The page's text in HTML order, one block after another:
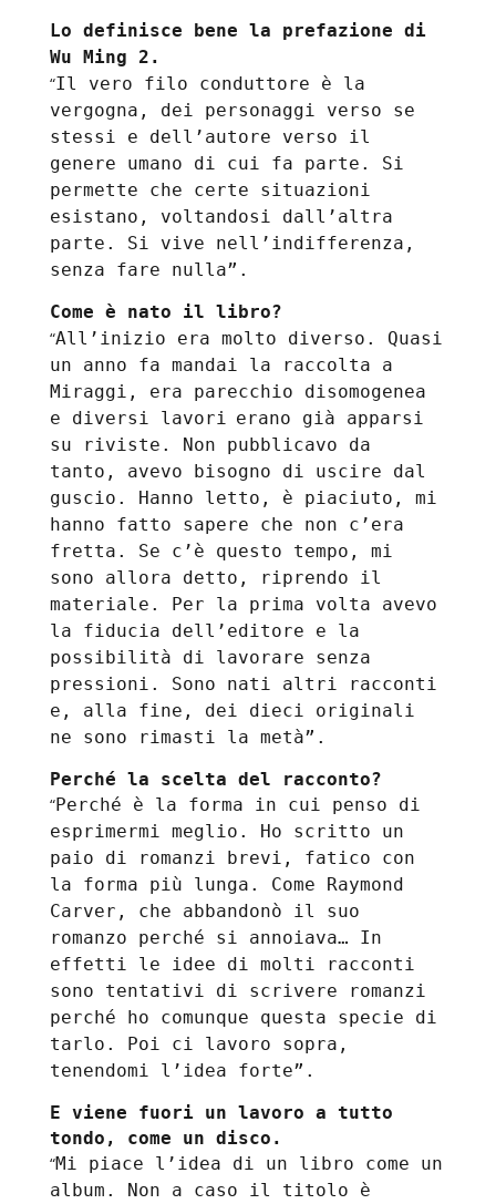
Lo definisce bene la prefazione di
Wu Ming 2.
“Il vero filo conduttore è la
vergogna, dei personaggi verso se
stessi e dell’autore verso il
genere umano di cui fa parte. Si
permette che certe situazioni
esistano, voltandosi dall’altra
parte. Si vive nell’indifferenza,
senza fare nulla”.
Come è nato il libro?
“All’inizio era molto diverso. Quasi
un anno fa mandai la raccolta a
Miraggi, era parecchio disomogenea
e diversi lavori erano già apparsi
su riviste. Non pubblicavo da
tanto, avevo bisogno di uscire dal
guscio. Hanno letto, è piaciuto, mi
hanno fatto sapere che non c’era
fretta. Se c’è questo tempo, mi
sono allora detto, riprendo il
materiale. Per la prima volta avevo
la fiducia dell’editore e la
possibilità di lavorare senza
pressioni. Sono nati altri racconti
e, alla fine,
dei dieci originali
ne sono rimasti la metà”.
Perché la scelta del racconto?
“Perché è la forma in cui penso di
esprimermi meglio. Ho scritto un
paio di romanzi brevi, fatico con
la forma più lunga. Come Raymond
Carver, che abbandonò il suo
romanzo perché si annoiava… In
effetti le idee di molti racconti
sono tentativi di scrivere romanzi
perché ho comunque questa specie di
tarlo. Poi ci lavoro sopra,
tenendomi l’idea forte”.
E viene fuori un lavoro a tutto
tondo, come un disco.
“Mi piace l’idea di un libro come un
album. Non a caso il titolo è